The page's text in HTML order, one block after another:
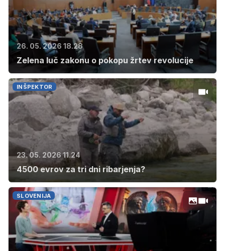
26. 05. 2026 18.28
Zelena luč zakonu o pokopu žrtev revolucije
INŠPEKTOR
23. 05. 2026 11.24
4500 evrov za tri dni ribarjenja?
SLOVENIJA